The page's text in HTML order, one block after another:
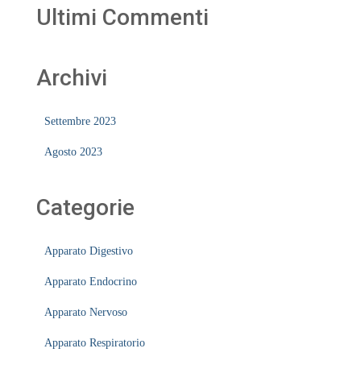
Ultimi Commenti
Archivi
Settembre 2023
Agosto 2023
Categorie
Apparato Digestivo
Apparato Endocrino
Apparato Nervoso
Apparato Respiratorio